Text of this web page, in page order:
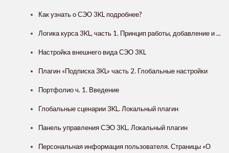
Как узнать о СЭО 3KL подробнее?
Логика курса 3KL, часть 1. Принцип работы, добавление и ...
Настройка внешнего вида СЭО 3КL
Плагин «Подписка 3KL» часть 2. Глобальные настройки
Портфолио ч. 1. Введение
Глобальные сценарии 3KL. Локальный плагин
Панель управления СЭО 3KL. Локальный плагин
Персональная информация пользователя. Страницы «О